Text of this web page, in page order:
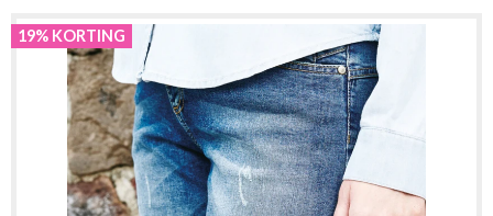
19% KORTING